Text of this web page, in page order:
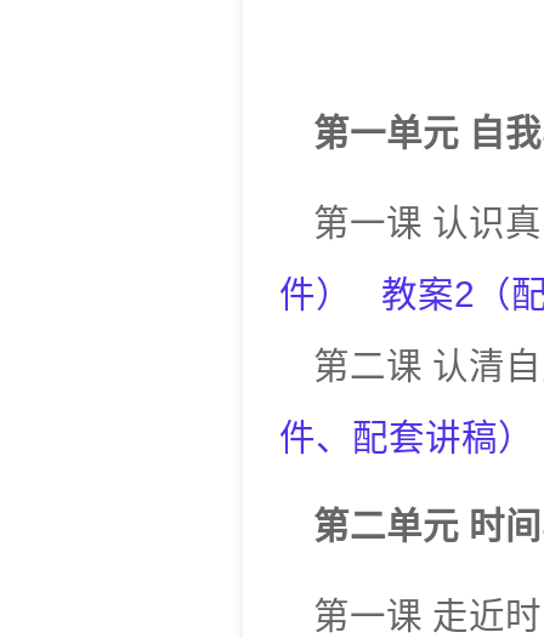
第一单元 自
第一课 认识
件） 教案2 （
第二课 认清
件、 配套讲稿）
第二单元 时
第一课 走近